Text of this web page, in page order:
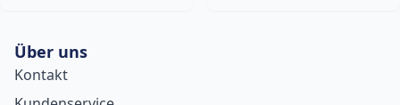
Über uns
Kontakt